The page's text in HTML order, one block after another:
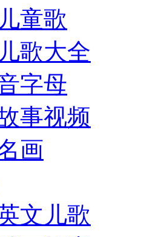
童歌
歌大全
字母
事视频
画
文儿歌